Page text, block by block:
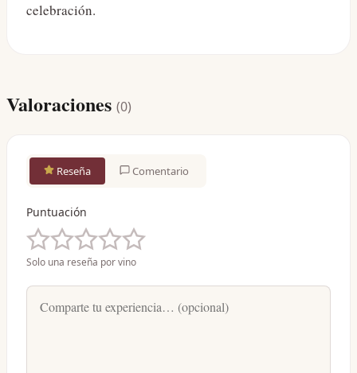
celebración.
Valoraciones (0)
Reseña Comentario
Puntuación
Solo una reseña por vino